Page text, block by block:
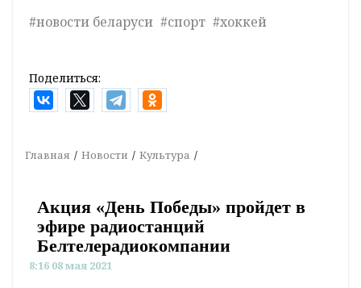
#новости беларуси #спорт #хоккей
Поделиться:
Главная Новости Культура
Акция «День Победы» пройдет в
эфире радиостанций
Белтелерадиокомпании
8:16 08 мая 2021